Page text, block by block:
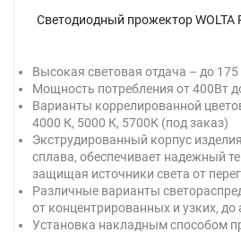
Высокая световая отдача – до
Мощность потребления от 400Вт
Варианты коррелированной
4000 К, 5000 К, 5700К (под заказ)
Экструдированный корпус
сплава, обеспечивает надежный
защищая источники света от
Различные варианты
от концентрированных и узких,
Установка накладным способом